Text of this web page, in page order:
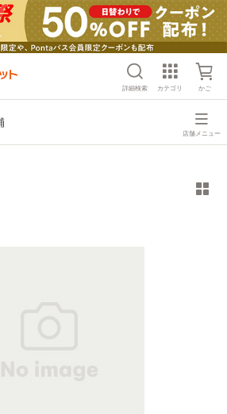
詳細検索 カテゴリ かご
店舗メニュー